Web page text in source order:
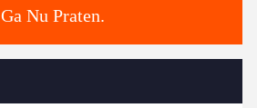
Ga Nu Praten.